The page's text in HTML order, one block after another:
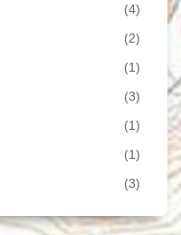
(4)
(2)
(1)
(3)
(1)
(1)
(3)